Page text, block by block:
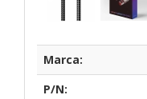
Marca:
P/N: